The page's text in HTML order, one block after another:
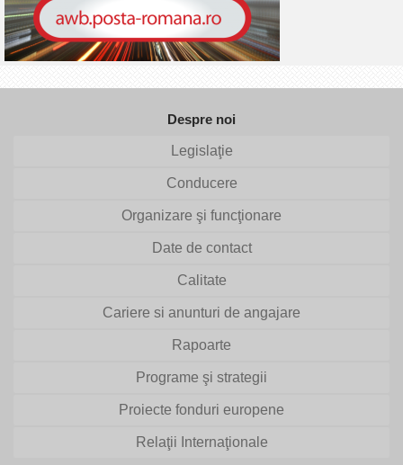
Despre noi
Legislaţie
Conducere
Organizare şi funcţionare
Date de contact
Calitate
Cariere si anunturi de angajare
Rapoarte
Programe şi strategii
Proiecte fonduri europene
Relaţii Internaţionale